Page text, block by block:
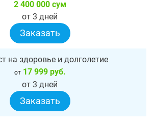
2 400 000 сум
от 3 дней
Заказать
на здоровье и долголетие
от17 999 руб.
от 3 дней
Заказать